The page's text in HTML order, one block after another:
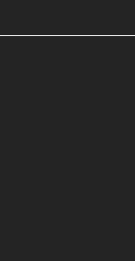
kullanarak
Ürün resmi
Ürün
Ürün
Ürün fiyatı